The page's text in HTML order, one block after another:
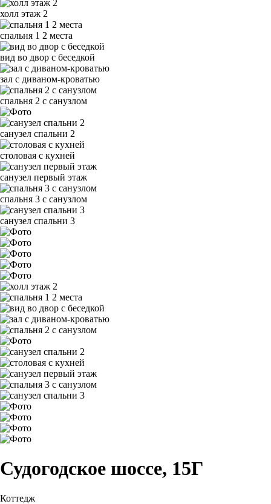
холл этаж 2
спальня 1 2 места
вид во двор с беседкой
зал с диваном-кроватью
спальня 2 с санузлом
санузел спальни 2
столовая с кухней
санузел первый этаж
спальня 3 с санузлом
санузел спальни 3
Судогодское шоссе, 15Г
Коттедж